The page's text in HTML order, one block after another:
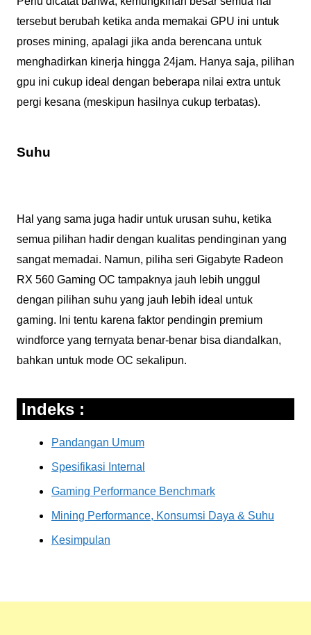
tersebut berubah ketika anda memakai GPU ini untuk
proses mining, apalagi jika anda berencana untuk
menghadirkan kinerja hingga 24jam. Hanya saja, pilihan
gpu ini cukup ideal dengan beberapa nilai extra untuk
pergi kesana (meskipun hasilnya cukup terbatas).
Suhu
Hal yang sama juga hadir untuk urusan suhu, ketika
semua pilihan hadir dengan kualitas pendinginan yang
sangat memadai. Namun, piliha seri Gigabyte Radeon
RX 560 Gaming OC tampaknya jauh lebih unggul
dengan pilihan suhu yang jauh lebih ideal untuk
gaming. Ini tentu karena faktor pendingin premium
windforce yang ternyata benar-benar bisa diandalkan,
bahkan untuk mode OC sekalipun.
Indeks :
Pandangan Umum
Spesifikasi Internal
Gaming Performance Benchmark
Mining Performance, Konsumsi Daya & Suhu
Kesimpulan